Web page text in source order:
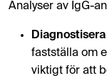
Analyser av IgG-
fastställa om
viktigt för att